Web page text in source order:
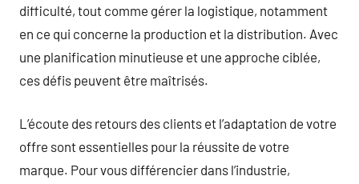
difficulté, tout comme gérer la logistique, notamment
en ce qui concerne la production et la distribution. Avec
une planification minutieuse et une approche ciblée,
ces défis peuvent être maîtrisés.
L’écoute des retours des clients et l’adaptation de votre
offre sont essentielles pour la réussite de votre
marque. Pour vous différencier dans l’industrie,